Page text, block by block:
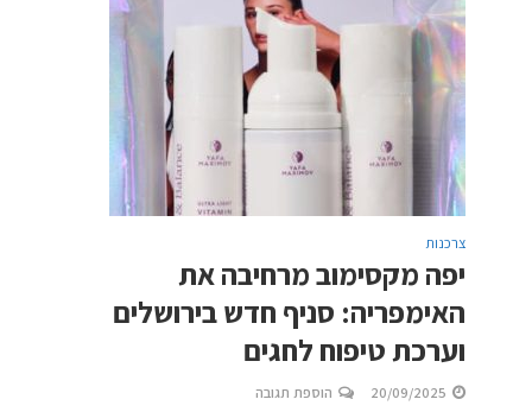
צרכנות
יפה מקסימוב מרחיבה את
האימפריה: סניף חדש בירושלים
וערכת טיפוח לחגים
20/09/2025 הוספת תגובה